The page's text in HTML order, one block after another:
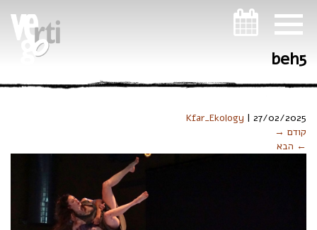
beh5
Kfar_Ekology | 27/02/2025
קודם →
← הבא